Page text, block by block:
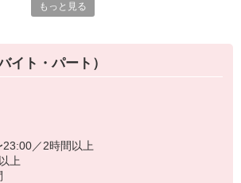
があるのも必見！まずは気軽にご応募を☆
接客はなし！
のチキンをつくるお仕事です。
をまぶして揚げる作業をお任せします。
初めての方もスグに覚えられますし、
教えるから心配はいりません
もっと見る
イト・パート）
23:00／2時間以上
上